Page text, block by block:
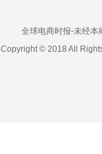
全球电商时报-未经
Copyright © 2018 All